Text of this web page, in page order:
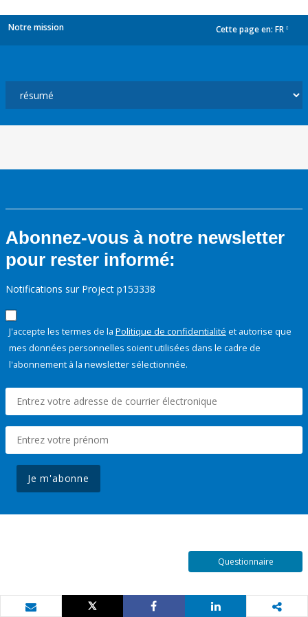
Notre mission Cette page en: FR
Abonnez-vous à notre newsletter
pour rester informé:
Notifications sur Project p153338
J'accepte les termes de la Politique de confidentialité et autorise que
mes données personnelles soient utilisées dans le cadre de
l'abonnement à la newsletter sélectionnée.
Je m'abonne
Questionnaire